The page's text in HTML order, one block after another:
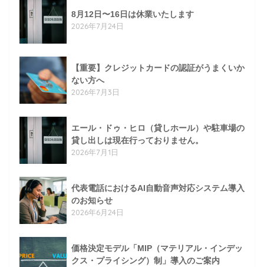
8月12日〜16日は休業いたします
2026年7月24日
【重要】クレジットカードの認証がうまくいか
ない方へ
2026年7月3日
エール・ドゥ・ヒロ（貸しホール）や駐車場の
貸し出しは現在行っておりません。
2026年7月1日
代表電話におけるAI自動音声対応システム導入
のお知らせ
2026年6月24日
価格決定モデル「MIP（マテリアル・インデッ
クス・プライシング）制」導入のご案内